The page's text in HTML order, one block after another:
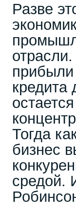
Разве
прибыли
Тогда
бизнес
средой.